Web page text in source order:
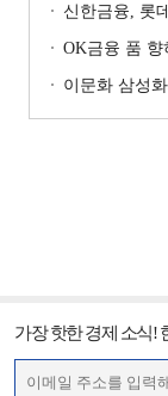
신한금융, 롯데손보
OK금융 품 향하는 예
이문화 삼성화재 대
가장 핫한 경제 소식!